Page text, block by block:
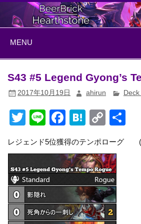
Skip
content
MENU
S43 #5 Legend Gyong’s
2017年10月19日 ahirun
T
tt
er
Li
e
F
c
e
b
o
o
H
e
n
a
C
p
y
Li
n
k
レジェンド5位獲得のテンポローグ